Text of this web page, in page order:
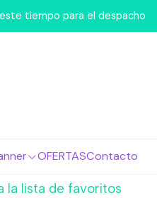
OFERTASContacto
tiempo para el despacho
Redondos 100 unidades
Pusheen
100
la lista de favoritos